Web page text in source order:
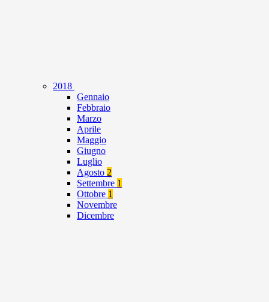
2018
Gennaio
Febbraio
Marzo
Aprile
Maggio
Giugno
Luglio
Agosto 2
Settembre 1
Ottobre 1
Novembre
Dicembre